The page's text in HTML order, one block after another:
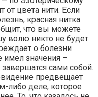
от цвета нити. Если
красная нитка
что вы можете
волю никто не будет
о болезни
имел значения –
сами собой.
предвещает
либо деле, которое